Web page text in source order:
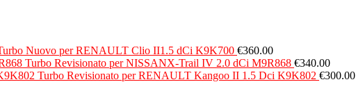
Nuovo per RENAULT Clio II1.5 dCi K9K700 €360.00
Turbo Revisionato per NISSANX-Trail IV 2.0 dCi M9R868 €340.00
Turbo Revisionato per RENAULT Kangoo II 1.5 Dci K9K802 €300.00